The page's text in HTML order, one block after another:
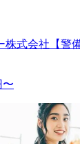
株式会社【警
〜